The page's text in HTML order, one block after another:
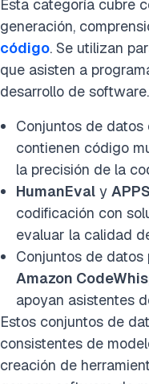
Esta categoría cubre
generación,
código. Se utilizan
que asisten a
desarrollo de software.
Conjuntos de datos
contienen código
la precisión de la
HumanEval y APPS
codificación con
evaluar la calidad
Conjuntos de datos
Amazon
apoyan asistentes
Estos conjuntos de
consistentes de
creación de